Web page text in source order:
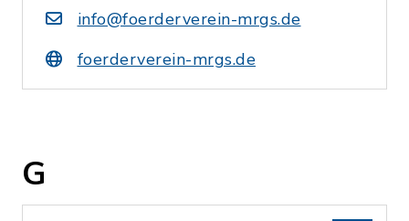
info@foerderverein-mrgs.de
foerderverein-mrgs.de
G